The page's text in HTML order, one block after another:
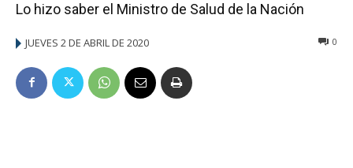
Lo hizo saber el Ministro de Salud de la Nación
JUEVES 2 DE ABRIL DE 2020 0